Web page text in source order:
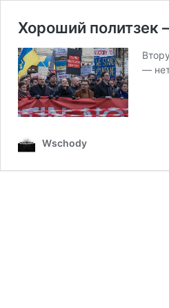
Хороший политзек
—
Wschody